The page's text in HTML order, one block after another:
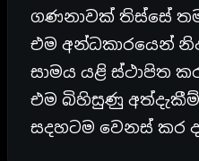
ගණනාවක් තිස්සේ
එම අන්ධකාරයෙන්
සාමය යළි ස්ථාපිත
එම බිහිසුණු
සදහටම වෙනස් කර